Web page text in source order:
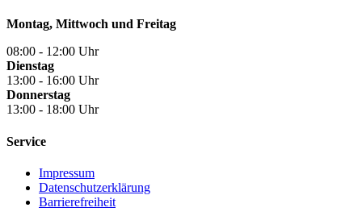
Montag, Mittwoch und Freitag
08:00 - 12:00 Uhr
Dienstag
13:00 - 16:00 Uhr
Donnerstag
13:00 - 18:00 Uhr
Service
Impressum
Datenschutzerklärung
Barrierefreiheit